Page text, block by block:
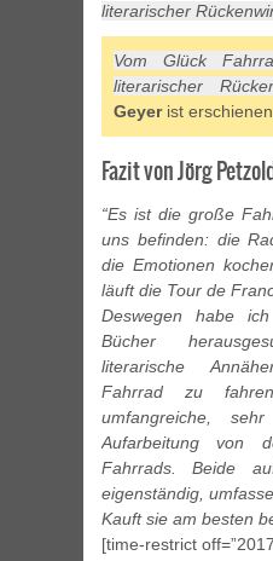
literarischer
Vom Glück
literarischer
Geyerist
Fazit von Jörg
“Es ist die große
uns befinden: die
die Emotionen
läuft die Tour de
Deswegen habe
Bücher
literarische
Fahrrad zu
umfangreiche,
Aufarbeitung von
Fahrrads. Beide
eigenständig,
Kauft sie am besten
[time-restrict